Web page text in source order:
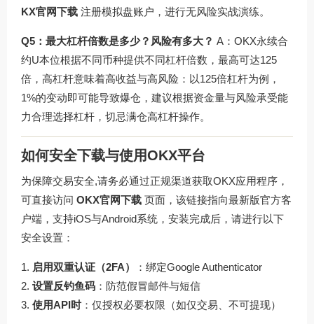
KX官网下载 注册模拟盘账户，进行无风险实战演练。
Q5：最大杠杆倍数是多少？风险有多大？ A：OKX永续合
约U本位根据不同币种提供不同杠杆倍数，最高可达125
倍，高杠杆意味着高收益与高风险：以125倍杠杆为例，
1%的变动即可能导致爆仓，建议根据资金量与风险承受能
力合理选择杠杆，切忌满仓高杠杆操作。
如何安全下载与使用OKX平台
为保障交易安全,请务必通过正规渠道获取OKX应用程序，
可直接访问 OKX官网下载 页面，该链接指向最新版官方客
户端，支持iOS与Android系统，安装完成后，请进行以下
安全设置：
启用双重认证（2FA）
：绑定Google Authenticator
设置反钓鱼码 ：防范假冒邮件与短信
使用API时：仅授权必要权限（如仅交易、不可提现）